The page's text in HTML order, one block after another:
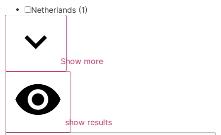
Netherlands (1)
Show more
show results